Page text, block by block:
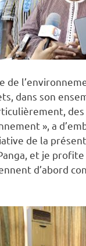
de
dans son
», a
de la
et je
d’abord